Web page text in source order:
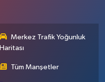
Merkez Trafik Yoğunluk
Haritası
Tüm Manşetler